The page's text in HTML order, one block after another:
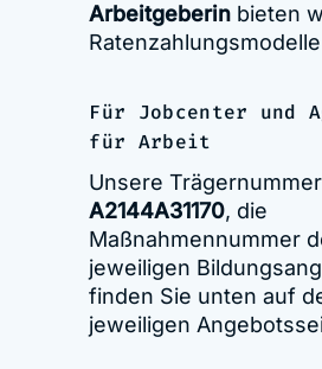
Arbeitgeberin bieten
Für Jobcenter und
für Arbeit
Unsere
A2144A31170, die
Maßnahmennummer
jeweiligen
finden Sie unten auf
jeweiligen